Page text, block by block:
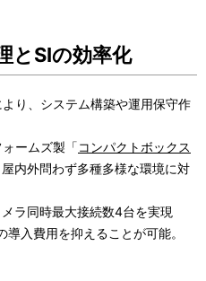
SIの効率化
り、システム構築や運用保守作
ームズ製「コンパクトボックス
屋内外問わず多種多様な環境に対
ラ同時最大接続数4台を実現
導入費用を抑えることが可能。